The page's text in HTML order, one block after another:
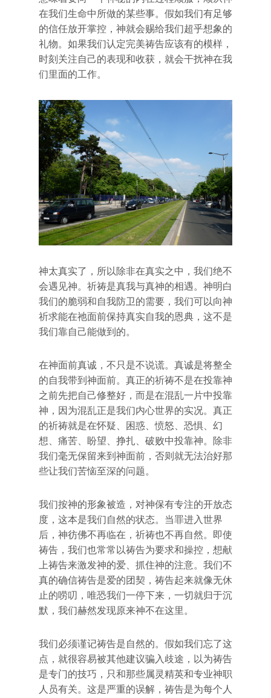
在我们生命中所做的某些事。假如我们有足够
的信任放开掌控，神就会赐给我们超乎想象的
礼物。如果我们认定完美祷告应该有的模样，
时刻关注自己的表现和收获，就会干扰神在我
们里面的工作。
神太真实了，所以除非在真实之中，我们绝不
会遇见神。祈祷是真我与真神的相遇。神明白
我们的脆弱和自我防卫的需要，我们可以向神
祈求能在祂面前保持真实自我的恩典，这不是
我们靠自己能做到的。
在神面前真诚，不只是不说谎。真诚是将整全
的自我带到神面前。真正的祈祷不是在投靠神
之前先把自己修整好，而是在混乱一片中投靠
神，因为混乱正是我们内心世界的实况。真正
的祈祷就是在怀疑、困惑、愤怒、恐惧、幻
想、痛苦、盼望、挣扎、破败中投靠神。除非
我们毫无保留来到神面前，否则就无法治好那
些让我们苦恼至深的问题。
我们按神的形象被造，对神保有专注的开放态
度，这本是我们自然的状态。当罪进入世界
后，神彷佛不再临在，祈祷也不再自然。即使
祷告，我们也常常以祷告为要求和操控，想献
上祷告来激发神的爱、抓住神的注意。我们不
真的确信祷告是爱的团契，祷告起来就像无休
止的唠叨，唯恐我们一停下来，一切就归于沉
默，我们赫然发现原来神不在这里。
我们必须谨记祷告是自然的。假如我们忘了这
点，就很容易被其他建议骗入歧途，以为祷告
是专门的技巧，只和那些属灵精英和专业神职
人员有关。这是严重的误解，祷告是为每个人